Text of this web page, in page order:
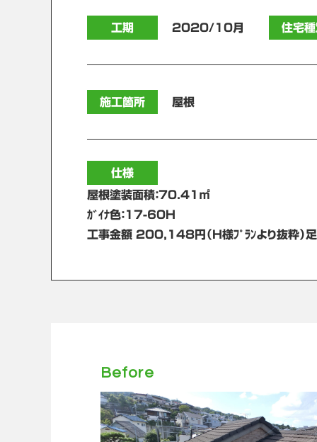
工期 2020/10月 住宅種
施工箇所 屋根
仕様
屋根塗装面積：70.41㎡
ｶﾞｲﾅ色：17-60H
工事金額 200,148円（Ｈ様ﾌﾟﾗﾝより抜粋）
Before